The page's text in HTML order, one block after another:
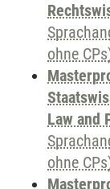
ohne
Law and
ohne